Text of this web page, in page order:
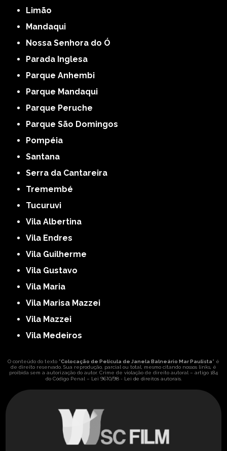
Limão
Mandaqui
Nossa Senhora do Ó
Parada Inglesa
Parque Anhembi
Parque Mandaqui
Parque Peruche
Parque São Domingos
Pompéia
Santana
Serra da Cantareira
Tremembé
Tucuruvi
Vila Albertina
Vila Endres
Vila Guilherme
Vila Gustavo
Vila Maria
Vila Marisa Mazzei
Vila Mazzei
Vila Medeiros
O conteúdo do texto "Colocação de Película de Janela Balneário Mar Paulista" é
de direito reservado. Sua reprodução, parcial ou total, mesmo citando nossos links, é
proibida sem a autorização do autor. Crime de violação de direito autoral – artigo 184
do Código Penal – Lei 9610/98 - Lei de direitos autorais.